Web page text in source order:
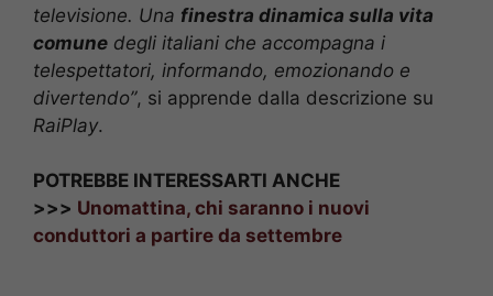
televisione. Una finestra dinamica sulla vita
comune degli italiani che accompagna i
telespettatori, informando, emozionando e
divertendo”, si apprende dalla descrizione su
RaiPlay.
POTREBBE INTERESSARTI ANCHE
>>> Unomattina, chi saranno i nuovi
conduttori a partire da settembre